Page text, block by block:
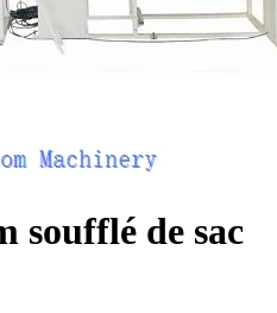
soufflé de sac